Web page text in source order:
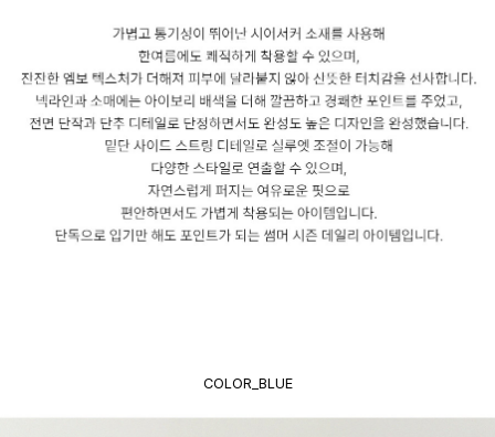
COLOR_BLUE